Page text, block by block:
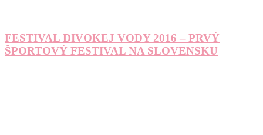
FESTIVAL DIVOKEJ VODY 2016 – PRVÝ
ŠPORTOVÝ FESTIVAL NA SLOVENSKU